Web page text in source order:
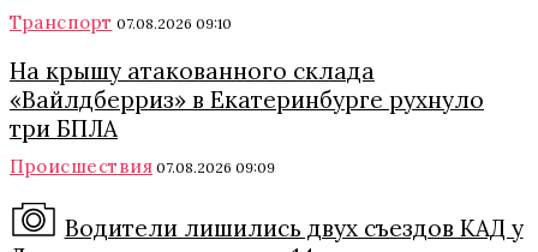
Транспорт 07.08.2026 09:10
На крышу атакованного склада
«Вайлдберриз» в Екатеринбурге рухнуло
три БПЛА
Происшествия 07.08.2026 09:09
Водители лишились двух съездов КАД у